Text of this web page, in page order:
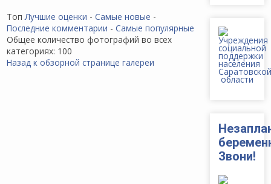
Топ Лучшие оценки - Самые новые -
Последние комментарии - Самые популярные
Общее количество фотографий во всех
категориях: 100
Назад к обзорной странице галереи
Звони!